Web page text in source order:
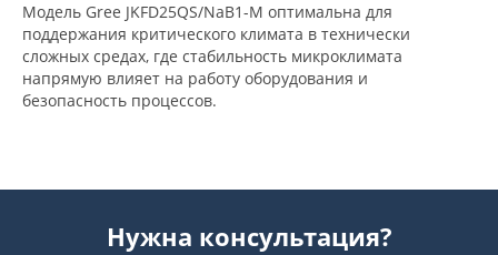
Модель Gree JKFD25QS/NaB1-M оптимальна для
поддержания критического климата в технически
сложных средах, где стабильность микроклимата
напрямую влияет на работу оборудования и
безопасность процессов.
Нужна консультация?